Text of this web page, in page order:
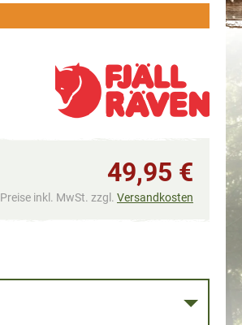
49,95 €
Preise inkl. MwSt. zzgl. Versandkosten